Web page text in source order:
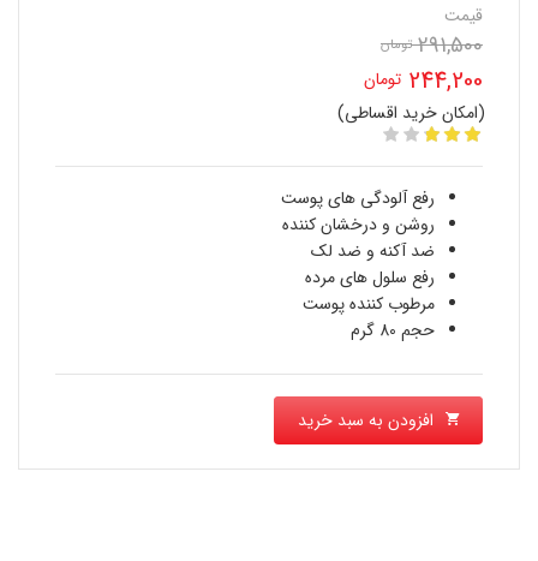
قیمت
291,500 تومان
اصلی
بود.
244,200 تومان
قیمت
فعلی
244,200 تومان
است.
(امکان خرید اقساطی)
رفع آلودگی های پوست
روشن و درخشان کننده
ضد آکنه و ضد لک
رفع سلول های مرده
مرطوب کننده پوست
حجم 80 گرم
افزودن به سبد خرید